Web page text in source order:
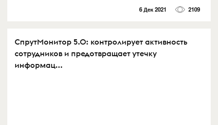
6 Дек 2021 2109
СпрутМонитор 5.0: контролирует активность
сотрудников и предотвращает утечку
информац...